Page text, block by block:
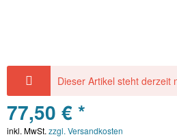
Dieser Artikel steht derzeit
77,50 € *
inkl. MwSt. zzgl. Versandkosten